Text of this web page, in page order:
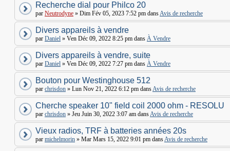
Recherche dial pour Philco 20
par Neutrodyne » Dim Fév 05, 2023 7:52 pm dansAvis de recherche
Divers appareils à vendre
par Daniel » Ven Déc 09, 2022 8:25 pm dans À Vendre
Divers appareils à vendre, suite
par Daniel » Ven Déc 09, 2022 7:27 pm dans À Vendre
Bouton pour Westinghouse 512
par chrisdon » Lun Nov 21, 2022 6:12 pm dansAvis de recherche
Cherche speaker 10" field coil 2000 ohm - RESOLU
par chrisdon » Jeu Juin 30, 2022 3:07 am dansAvis de recherche
Vieux radios, TRF à batteries années 20s
par michelmorin » Mar Mars 15, 2022 9:01 pm dansAvis de recherche